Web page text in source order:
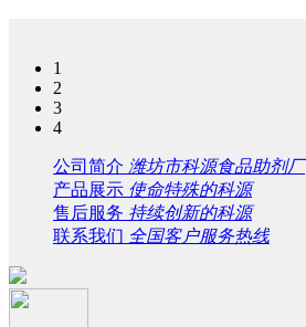
1
2
3
4
公司简介 潍坊市科源食品助剂厂
产品展示 使命特殊的科源
售后服务 持续创新的科源
联系我们 全国客户服务热线